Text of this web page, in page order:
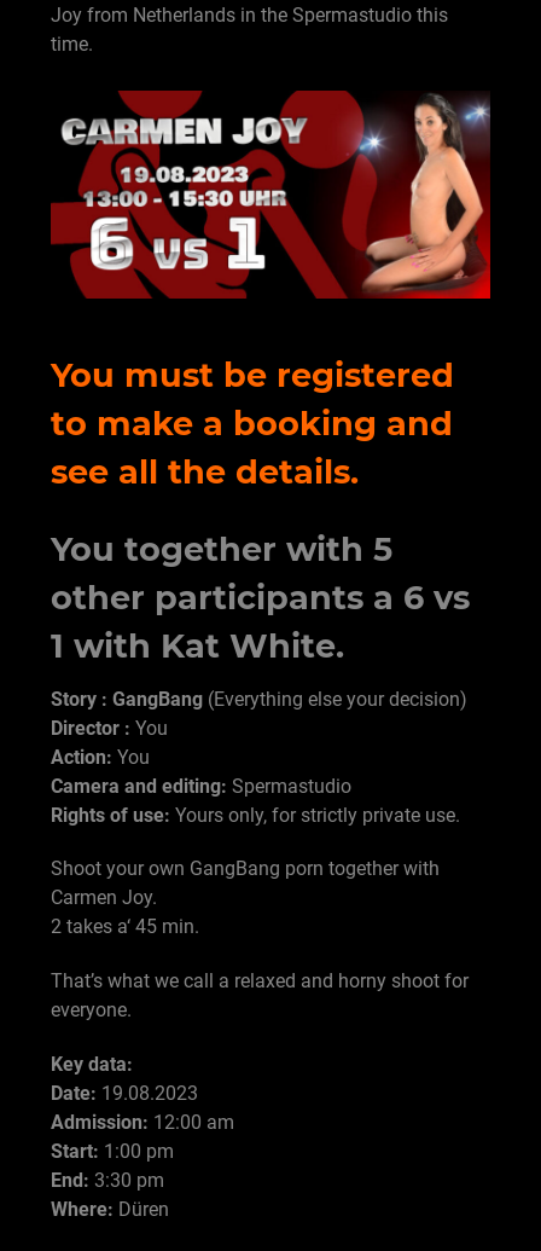
Joy from Netherlands in the Spermastudio this
time.
You must be registered
to make a booking and
see all the details.
You together with 5
other participants a 6 vs
1 with Kat White.
Story : GangBang (Everything else your decision)
Director : You
Action: You
Camera and editing: Spermastudio
Rights of use: Yours only, for strictly private use.
Shoot your own GangBang porn together with
Carmen Joy.
2 takes a‘ 45 min.
That’s what we call a relaxed and horny shoot for
everyone.
Key data:
Date: 19.08.2023
Admission: 12:00 am
Start: 1:00 pm
End: 3:30 pm
Where: Düren